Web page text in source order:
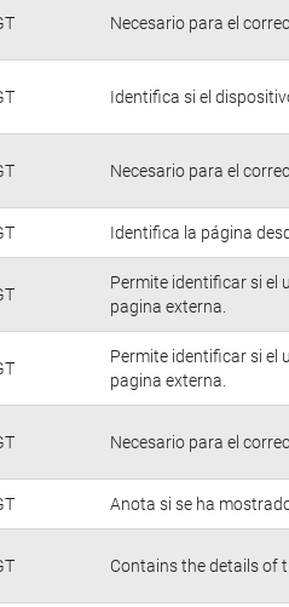
Necesario para el
Identifica si el
Necesario para el
Identifica la página
Permite identificar si el
pagina externa.
Permite identificar si el
pagina externa.
Necesario para el
Anota si se ha
Contains the details of